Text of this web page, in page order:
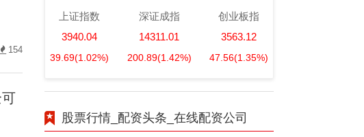
154
上证指数
3940.04
39.69(1.02%)
深证成指
14311.01
200.89(1.42%)
创业板指
3563.12
47.56(1.35%)
股票行情_配资头条_在线配资公司